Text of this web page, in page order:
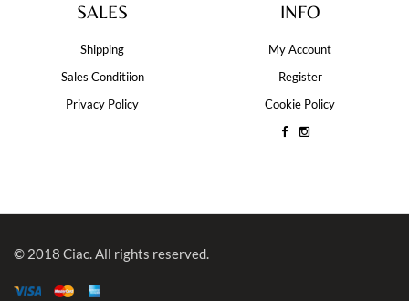
SALES
Shipping
Sales Conditiion
Privacy Policy
INFO
My Account
Register
Cookie Policy
© 2018 Ciac. All rights reserved.